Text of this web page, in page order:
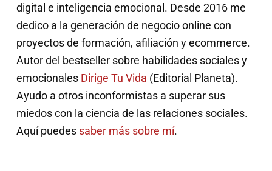
digital e inteligencia emocional. Desde 2016 me
dedico a la generación de negocio online con
proyectos de formación, afiliación y ecommerce.
Autor del bestseller sobre habilidades sociales y
emocionales Dirige Tu Vida (Editorial Planeta).
Ayudo a otros inconformistas a superar sus
miedos con la ciencia de las relaciones sociales.
Aquí puedes saber más sobre mí.